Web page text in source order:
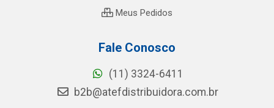
Meus Pedidos
Fale Conosco
(11) 3324-6411
b2b@atefdistribuidora.com.br